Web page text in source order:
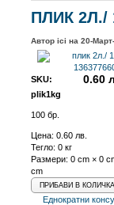
ПЛИК 2Л./
Автор ici на 20-
0.60
SKU:
plik1kg
100 бр.
Цена: 0.60 лв.
Тегло: 0 кг
Размери: 0 cm × 0
cm
Еднократни